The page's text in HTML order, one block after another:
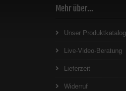
Mehr über...
Unser Produktkatalog
Live-Video-Beratung
Lieferzeit
Widerruf